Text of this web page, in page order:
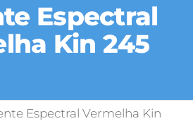
Espectral
Kin 245
Espectral Vermelha Kin